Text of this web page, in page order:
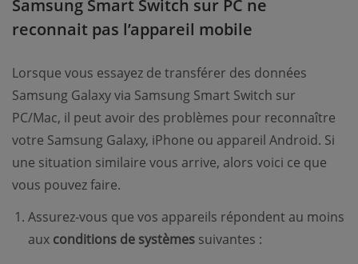
Samsung Smart Switch sur PC ne
reconnait pas l’appareil mobile
Lorsque vous essayez de transférer des données
Samsung Galaxy via Samsung Smart Switch sur
PC/Mac, il peut avoir des problèmes pour reconnaître
votre Samsung Galaxy, iPhone ou appareil Android. Si
une situation similaire vous arrive, alors voici ce que
vous pouvez faire.
Assurez-vous que vos appareils répondent au moins
aux conditions de systèmes suivantes :